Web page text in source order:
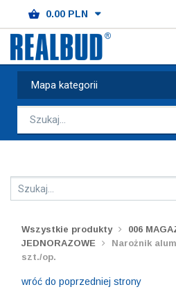
Mapa kategorii
Wszystkie produkty 006
JEDNORAZOWE
Narożnik
szt./op.
wróć do poprzedniej strony